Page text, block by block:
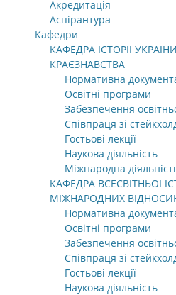
Акредитація
Аспірантура
Кафедри
КАФЕДРА ІСТОРІЇ
КРАЄЗНАВСТВА
Нормативна
Освітні програми
Забезпечення
Співпраця зі
Гостьові лекції
Наукова діяльність
Міжнародна
КАФЕДРА ВСЕСВІТНЬОЇ
МІЖНАРОДНИХ
Нормативна
Освітні програми
Забезпечення
Співпраця зі
Гостьові лекції
Наукова діяльність